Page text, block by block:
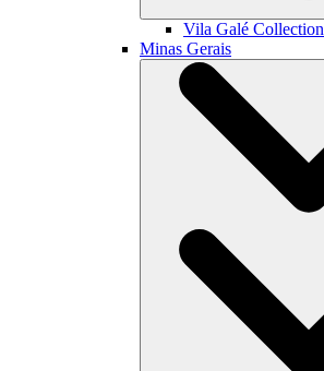
Vila Galé Collection
Minas Gerais